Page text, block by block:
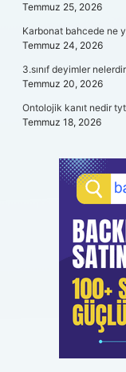
Temmuz 25, 2026
Karbonat bahcede ne
Temmuz 24, 2026
3.sınıf deyimler
Temmuz 20, 2026
Ontolojik kanıt nedir
Temmuz 18, 2026